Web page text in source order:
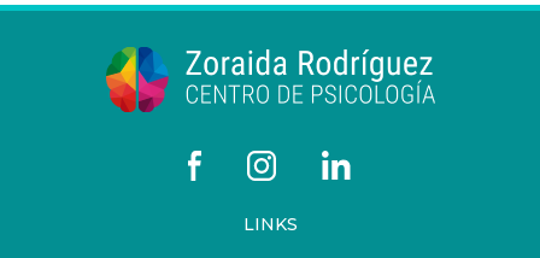
LINKS